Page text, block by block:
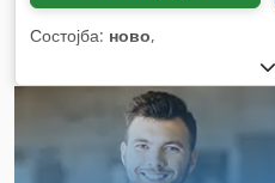
Состојба: ново,